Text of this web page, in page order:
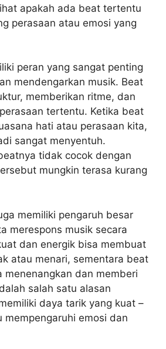
apakah ada beat tertentu
perasaan atau emosi yang
peran yang sangat penting
mendengarkan musik. Beat
memberikan ritme, dan
tertentu. Ketika beat
hati atau perasaan kita,
sangat menyentuh.
tidak cocok dengan
mungkin terasa kurang
memiliki pengaruh besar
merespons musik secara
dan energik bisa membuat
atau menari, sementara beat
menenangkan dan memberi
salah satu alasan
daya tarik yang kuat –
mempengaruhi emosi dan